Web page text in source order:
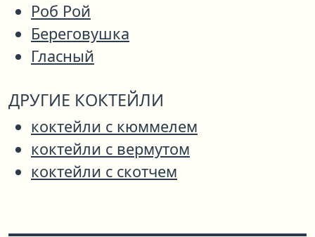
Роб Рой
Береговушка
Гласный
ДРУГИЕ КОКТЕЙЛИ
коктейли с кюммелем
коктейли с вермутом
коктейли с скотчем